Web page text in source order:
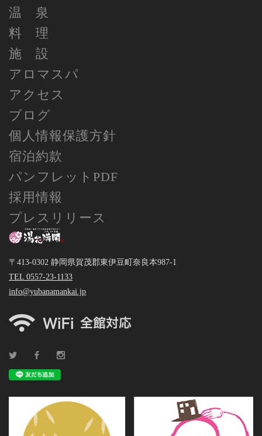
温 泉
料 理
施 設
アロマスパ
アクセス
ブログ
個人情報保護方針
宿泊約款
パンフレットPDF
採用情報
プレスリリース
〒413-0302 静岡県賀茂郡東伊豆町奈良本987-1
TEL 0557-23-1133
info@yubanamankai.jp